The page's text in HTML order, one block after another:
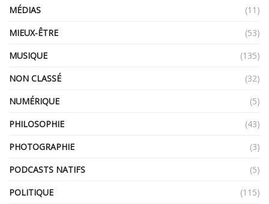
MÉDIAS
(11)
MIEUX-ÊTRE
(53)
MUSIQUE
(135)
NON CLASSÉ
(32)
NUMÉRIQUE
(5)
PHILOSOPHIE
(43)
PHOTOGRAPHIE
(3)
PODCASTS NATIFS
(5)
POLITIQUE
(115)